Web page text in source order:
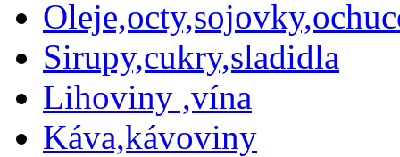
Sirupy,cukry,sladidla
Lihoviny ,vína
Káva,kávoviny